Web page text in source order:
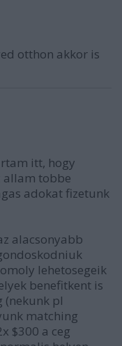
otthon akkor is
itt, hogy
allam tobbe
adokat fizetunk
alacsonyabb
lehetosegeik
benefitkent is
(nekunk pl
matching
$300 a ceg